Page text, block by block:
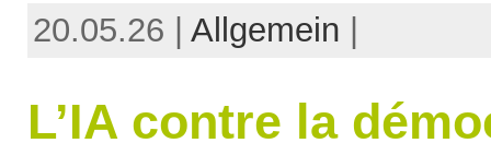
20.05.26 | Allgemein
L’IA contre la